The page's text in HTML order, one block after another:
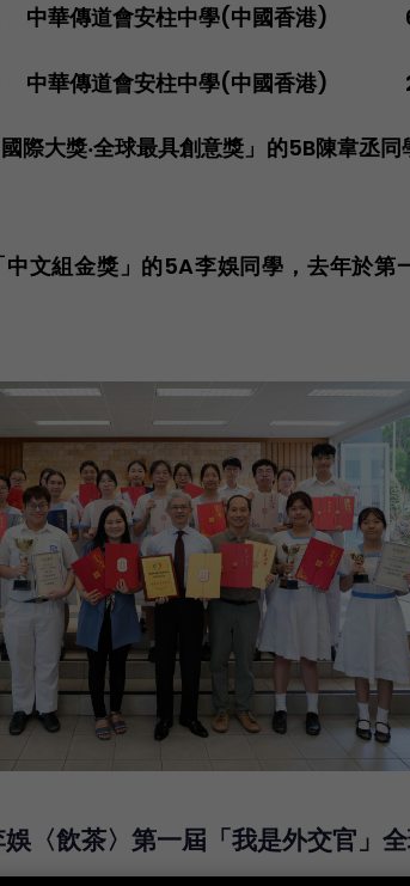
中華傳道會安柱中學(中國香港)
中華傳道會安柱中學(中國香港)
際大獎‧全球最具創意獎」的5B陳韋丞
文組金獎」的5A李娛同學，去年於第
〈飲茶〉第一屆「我是外交官」